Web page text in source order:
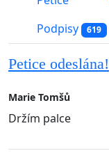
Podpisy 619
Petice odeslána!
Marie Tomšů
Držím palce